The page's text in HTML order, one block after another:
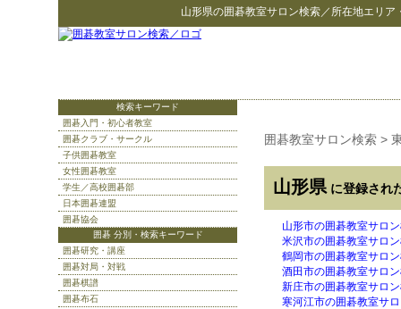
山形県の囲碁教室サロン検索／所在地エリア
囲碁教室サロン検索 >
山形県 に登録され
山形市の囲碁教室サロ
米沢市の囲碁教室サロ
鶴岡市の囲碁教室サロ
酒田市の囲碁教室サロ
新庄市の囲碁教室サロ
寒河江市の囲碁教室サ
検索キーワード
囲碁入門・初心者教室
囲碁クラブ・サークル
子供囲碁教室
女性囲碁教室
学生／高校囲碁部
日本囲碁連盟
囲碁協会
囲碁 分別・検索キーワード
囲碁研究・講座
囲碁対局・対戦
囲碁棋譜
囲碁布石